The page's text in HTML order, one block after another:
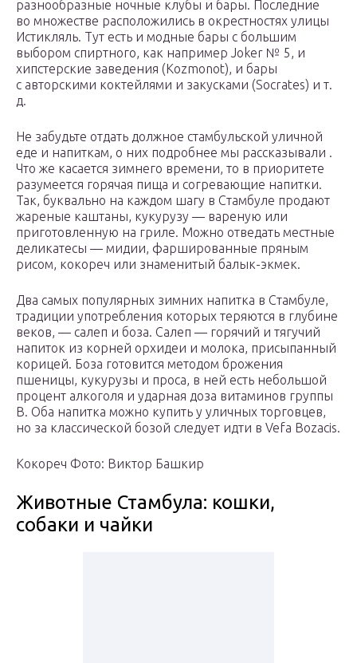
разнообразные ночные клубы и бары. Последние
во множестве расположились в окрестностях улицы
Истикляль. Тут есть и модные бары с большим
выбором спиртного, как например Joker № 5, и
хипстерские заведения (Kozmonot), и бары
с авторскими коктейлями и закусками (Socrates) и т.
д.
Не забудьте отдать должное стамбульской уличной
еде и напиткам, о них подробнее мы рассказывали .
Что же касается зимнего времени, то в приоритете
разумеется горячая пища и согревающие напитки.
Так, буквально на каждом шагу в Стамбуле продают
жареные каштаны, кукурузу — вареную или
приготовленную на гриле. Можно отведать местные
деликатесы — мидии, фаршированные пряным
рисом, кокореч или знаменитый балык-экмек.
Два самых популярных зимних напитка в Стамбуле,
традиции употребления которых теряются в глубине
веков, — салеп и боза. Салеп — горячий и тягучий
напиток из корней орхидеи и молока, присыпанный
корицей. Боза готовится методом брожения
пшеницы, кукурузы и проса, в ней есть небольшой
процент алкоголя и ударная доза витаминов группы
В. Оба напитка можно купить у уличных торговцев,
но за классической бозой следует идти в Vefa Bozacis.
Кокореч Фото: Виктор Башкир
Животные Стамбула: кошки,
собаки и чайки